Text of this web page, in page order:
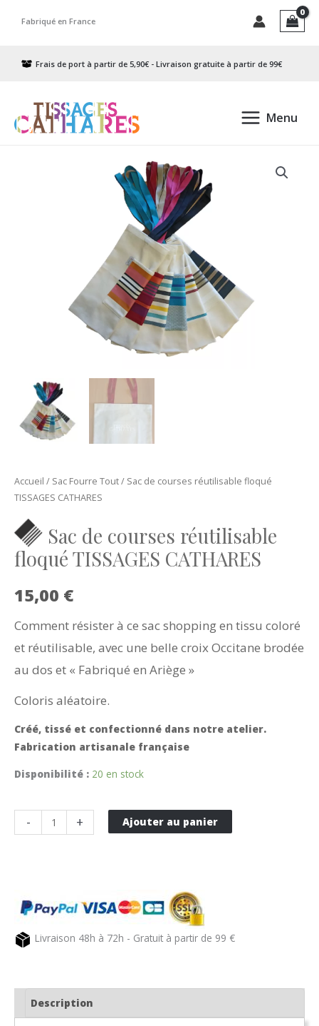
Fabriqué en France
Frais de port à partir de 5,90€ - Livraison gratuite à partir de 99€
Menu
Accueil / Sac Fourre Tout/ Sac de courses réutilisable floqué
TISSAGES CATHARES
Sac de courses réutilisable
floqué TISSAGES CATHARES
15,00 €
Comment résister à ce sac shopping en tissu coloré
et réutilisable, avec une belle croix Occitane brodée
au dos et « Fabriqué en Ariège »
Coloris aléatoire.
Créé, tissé et confectionné dans notre atelier.
Fabrication artisanale française
Disponibilité : 20 en stock
-
de
réutilisable
TISSAGES
+ Ajouter au panier
Livraison 48h à 72h - Gratuit à partir de 99 €
Description